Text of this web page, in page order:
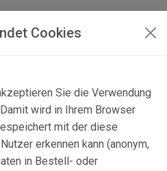
Cookies
Sie die Verwendung
wird in Ihrem Browser
mit der diese
erkennen kann (anonym,
in Bestell- oder
& Anfahrt
Satteldorf, Deutschland